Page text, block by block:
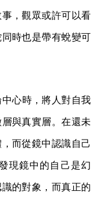
，觀眾或許可以看
時也是帶有蛻變可
心時，將人對自我
與真實層。在還未
而從鏡中認識自己
現鏡中的自己是幻
的對象，而真正的